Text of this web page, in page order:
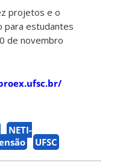
projetos e o
para estudantes
de novembro
NETI-
UFSC